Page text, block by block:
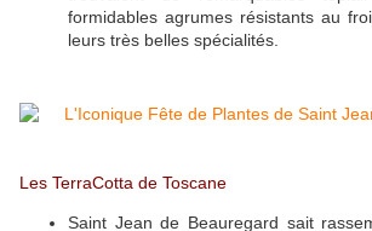
formidables agrumes résistants au
leurs très belles spécialités.
Les TerraCotta de Toscane
Saint Jean de Beauregard sait